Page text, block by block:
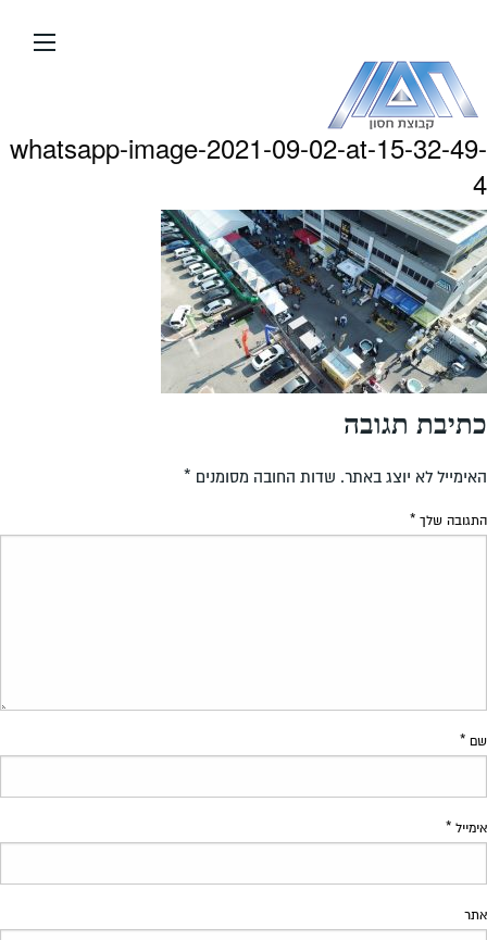
העמוד
whatsapp-image-2021-09-02-at-15-32-49-
4
כתיבת תגובה
האימייל לא יוצג באתר. שדות החובה מסומנים *
התגובה שלך *
שם *
אימייל *
אתר